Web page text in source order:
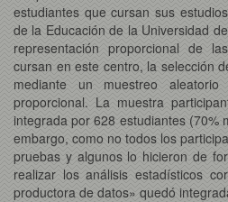
estudiantes que cursan sus
de la Educación de la Universidad
representación proporcional de
cursan en este centro, la selección
mediante un muestreo aleatorio
proporcional. La muestra
integrada por 628 estudiantes (70%
embargo, como no todos los
pruebas y algunos lo hicieron de
realizar los análisis estadísticos
productora de datos» quedó